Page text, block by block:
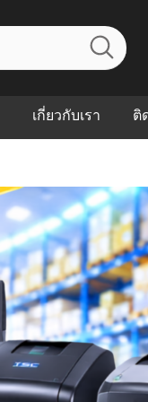
เกี่ยวกับเรา
FAQs
Our Customer
ติ